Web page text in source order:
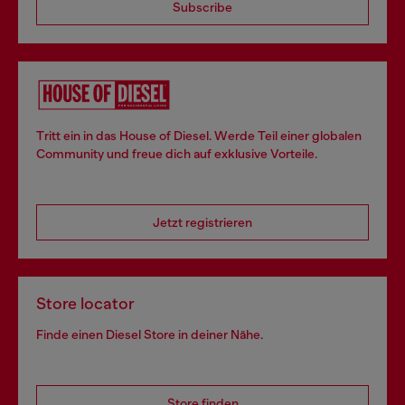
Subscribe
Tritt ein in das House of Diesel. Werde Teil einer globalen
Community und freue dich auf exklusive Vorteile.
Jetzt registrieren
Store locator
Finde einen Diesel Store in deiner Nähe.